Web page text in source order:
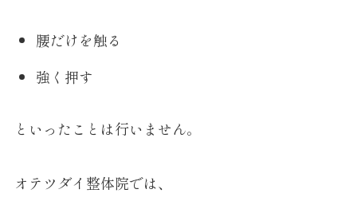
腰だけを触る
強く押す
といったことは行いません。
オテツダイ整体院では、